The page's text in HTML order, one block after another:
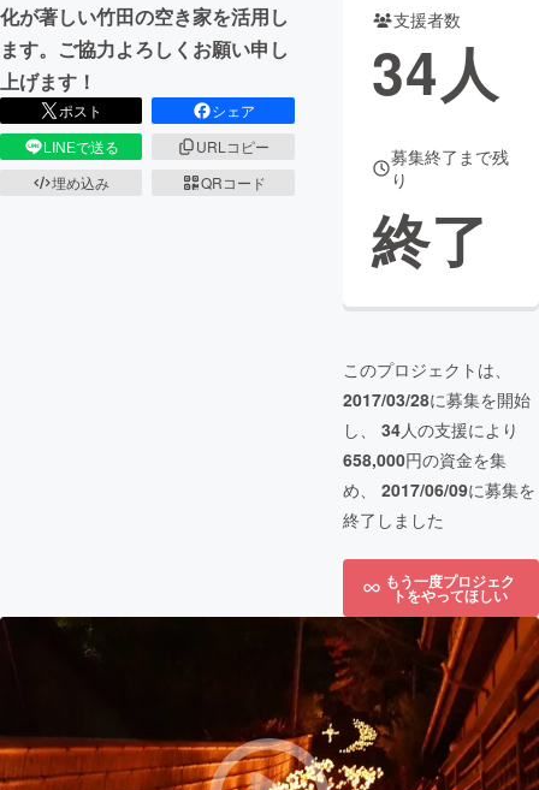
化が著しい竹田の空き家を活用し
ます。ご協力よろしくお願い申し
上げます！
ポスト
シェア
LINEで送る
URLコピー
埋め込み
QRコード
支援者数
34人
募集終了まで残
り
終了
このプロジェクトは、
2017/03/28に募集を開始
し、 34人の支援により
658,000円の資金を集
め、 2017/06/09に募集を
終了しました
もう一度プロジェク
トをやってほしい